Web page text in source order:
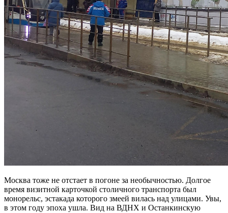
Москва тоже не отстает в погоне за необычностью. Долгое
время визитной карточкой столичного транспорта был
монорельс, эстакада которого змеей вилась над улицами. Увы,
в этом году эпоха ушла. Вид на ВДНХ и Останкинскую